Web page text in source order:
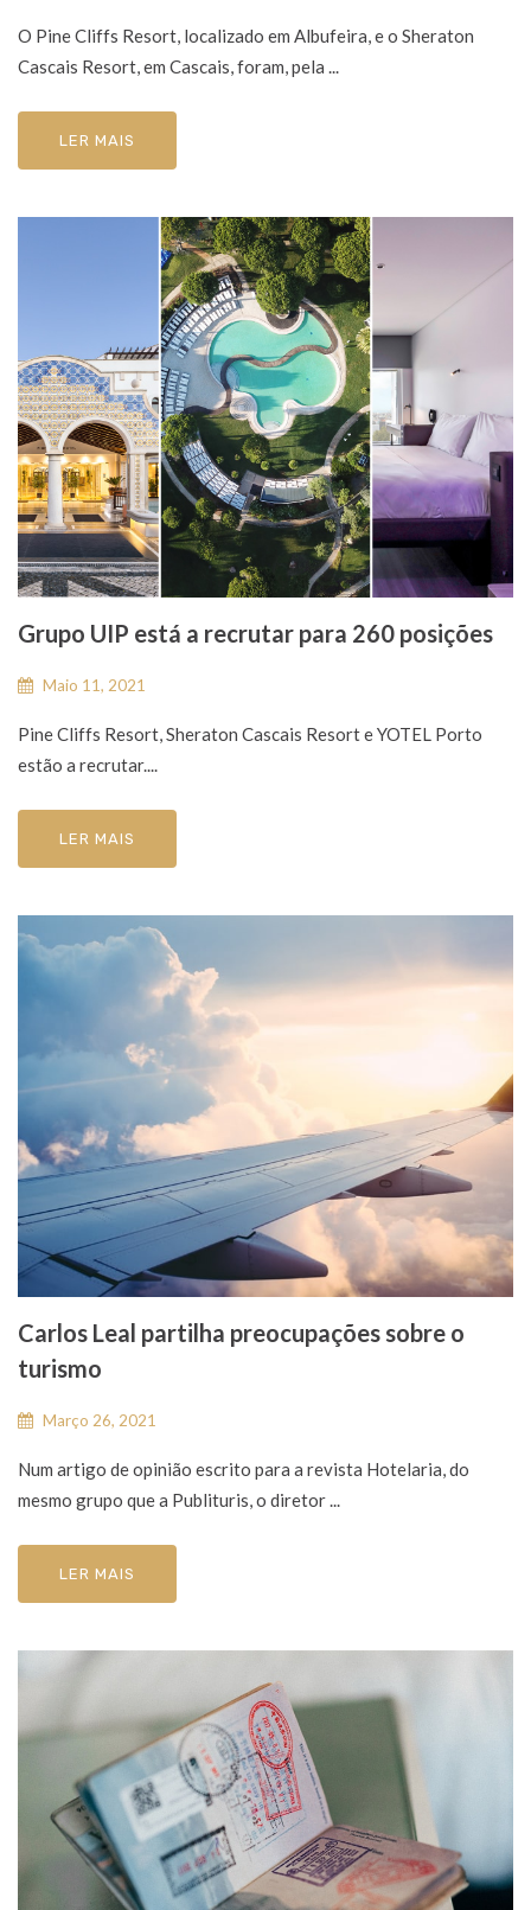
O Pine Cliffs Resort, localizado em Albufeira, e o Sheraton
Cascais Resort, em Cascais, foram, pela ...
LER MAIS
Grupo UIP está a recrutar para 260 posições
Maio 11, 2021
Pine Cliffs Resort, Sheraton Cascais Resort e YOTEL Porto
estão a recrutar....
LER MAIS
Carlos Leal partilha preocupações sobre o
turismo
Março 26, 2021
Num artigo de opinião escrito para a revista Hotelaria, do
mesmo grupo que a Publituris, o diretor ...
LER MAIS